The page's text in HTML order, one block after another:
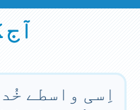
آج
اِسی واسطے